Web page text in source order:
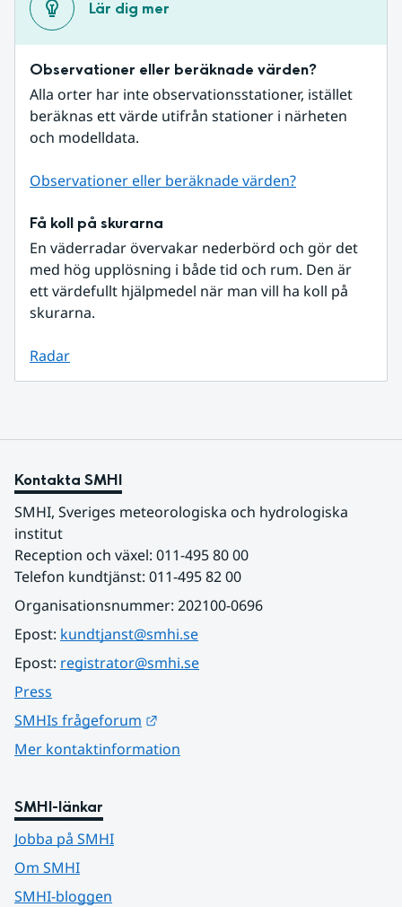
Lär dig mer
Observationer eller beräknade värden?
Alla orter har inte observationsstationer, istället
beräknas ett värde utifrån stationer i närheten
och modelldata.
Observationer eller beräknade värden?
Få koll på skurarna
En väderradar övervakar nederbörd och gör det
med hög upplösning i både tid och rum. Den är
ett värdefullt hjälpmedel när man vill ha koll på
skurarna.
Radar
Kontakta SMHI
SMHI, Sveriges meteorologiska och hydrologiska
institut
Reception och växel: 011-495 80 00
Telefon kundtjänst: 011-495 82 00
Organisationsnummer: 202100-0696
Epost: kundtjanst@smhi.se
Epost: registrator@smhi.se
Press
SMHIs frågeforum
Mer kontaktinformation
SMHI-länkar
Jobba på SMHI
Om SMHI
SMHI-bloggen